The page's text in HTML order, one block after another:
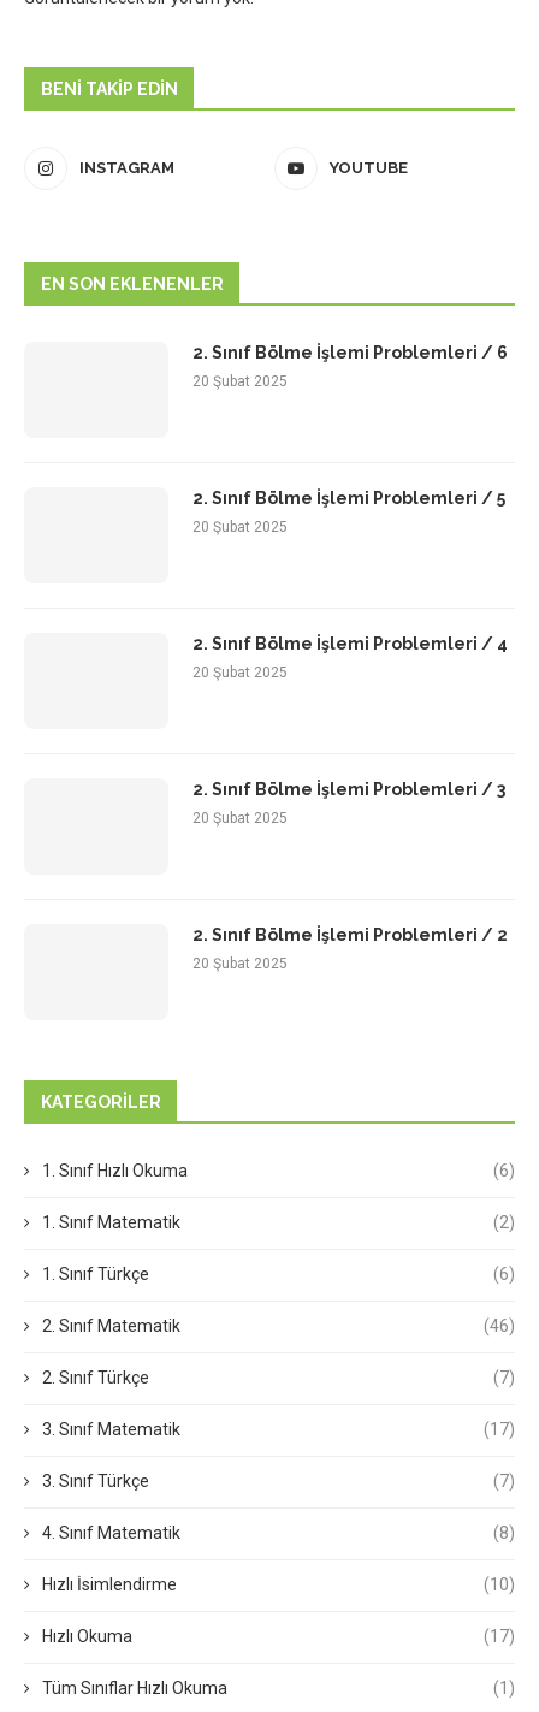
BENI TAKIP EDIN
INSTAGRAM YOUTUBE
EN SON EKLENENLER
2. Sınıf Bölme İşlemi Problemleri / 6
20 Şubat 2025
2. Sınıf Bölme İşlemi Problemleri / 5
20 Şubat 2025
2. Sınıf Bölme İşlemi Problemleri / 4
20 Şubat 2025
2. Sınıf Bölme İşlemi Problemleri / 3
20 Şubat 2025
2. Sınıf Bölme İşlemi Problemleri / 2
20 Şubat 2025
KATEGORILER
1. Sınıf Hızlı Okuma (6)
1. Sınıf Matematik (2)
1. Sınıf Türkçe (6)
2. Sınıf Matematik (46)
2. Sınıf Türkçe (7)
3. Sınıf Matematik (17)
3. Sınıf Türkçe (7)
4. Sınıf Matematik (8)
Hızlı İsimlendirme (10)
Hızlı Okuma (17)
Tüm Sınıflar Hızlı Okuma (1)